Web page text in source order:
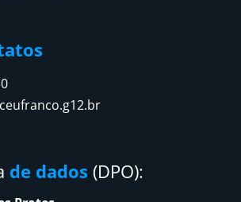
de dados (DPO):